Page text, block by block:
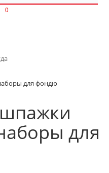
0
для фондю
для